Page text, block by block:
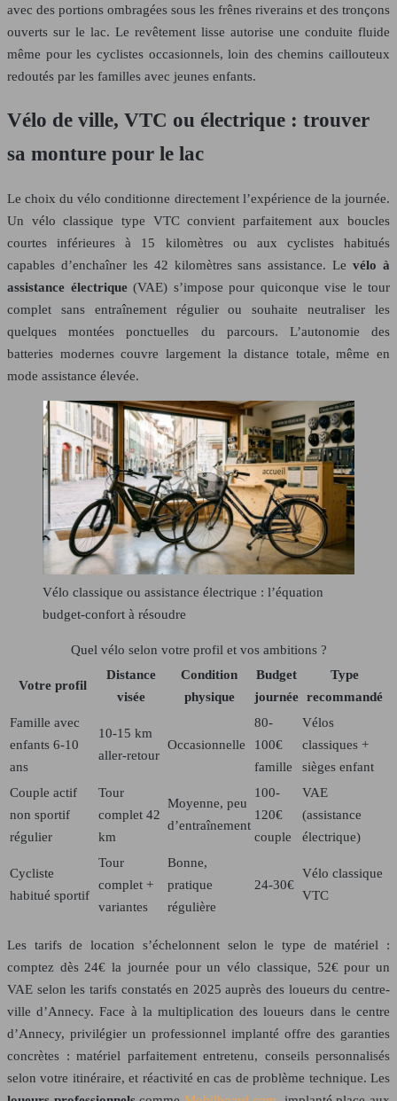
avec des portions ombragées sous les frênes riverains et des tronçons
ouverts sur le lac. Le revêtement lisse autorise une conduite fluide
même pour les cyclistes occasionnels, loin des chemins caillouteux
redoutés par les familles avec jeunes enfants.
Vélo de ville, VTC ou électrique : trouver
sa monture pour le lac
Le choix du vélo conditionne directement l’expérience de la journée.
Un vélo classique type VTC convient parfaitement aux boucles
courtes inférieures à 15 kilomètres ou aux cyclistes habitués
capables d’enchaîner les 42 kilomètres sans assistance. Levélo à
assistance électrique(VAE) s’impose pour quiconque vise le tour
complet sans entraînement régulier ou souhaite neutraliser les
quelques montées ponctuelles du parcours. L’autonomie des
batteries modernes couvre largement la distance totale, même en
mode assistance élevée.
Vélo classique ou assistance électrique : l’équation
budget-confort à résoudre
Quel vélo selon votre profil et vos ambitions ?
Votre profil
Distance
visée
Condition
physique
Budget
journée
Type
recommandé
Famille avec
enfants 6-10
ans
10-15 km
aller-retour
Occasionnelle
80-
100€
famille
Vélos
classiques +
sièges enfant
Couple actif
non sportif
régulier
Tour
complet 42
km
Moyenne, peu
d’entraînement
100-
120€
couple
VAE
(assistance
électrique)
Cycliste
habitué sportif
Tour
complet +
variantes
Bonne,
pratique
régulière
24-30€
Vélo classique
VTC
Les tarifs de location s’échelonnent selon le type de matériel :
comptez dès 24€ la journée pour un vélo classique, 52€ pour un
VAE selon les tarifs constatés en 2025 auprès des loueurs du centre-
ville d’Annecy. Face à la multiplication des loueurs dans le centre
d’Annecy, privilégier un professionnel implanté offre des garanties
concrètes : matériel parfaitement entretenu, conseils personnalisés
selon votre itinéraire, et réactivité en cas de problème technique. Les